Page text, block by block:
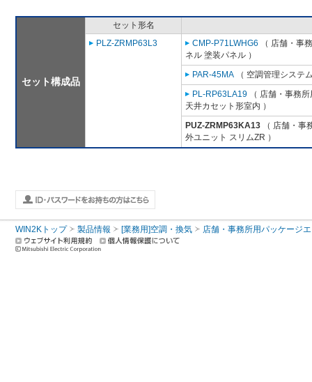
セット構成品
セット形名
PLZ-ZRMP63L3
CMP-P71LWHG6 （ 店舗・事
ネル 塗装パネル ）
PAR-45MA （ 空調管理システ
PL-RP63LA19 （ 店舗・事務
天井カセット形室内 ）
PUZ-ZRMP63KA13 （ 店舗・事
外ユニット スリムZR ）
WIN2Kトップ 製品情報 [業務用]空調・換気 店舗・事務所用パッケージ